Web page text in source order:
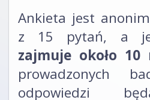
Ankieta jest
z 15 pytań, a
zajmuje około 10
prowadzonych
odpowiedzi